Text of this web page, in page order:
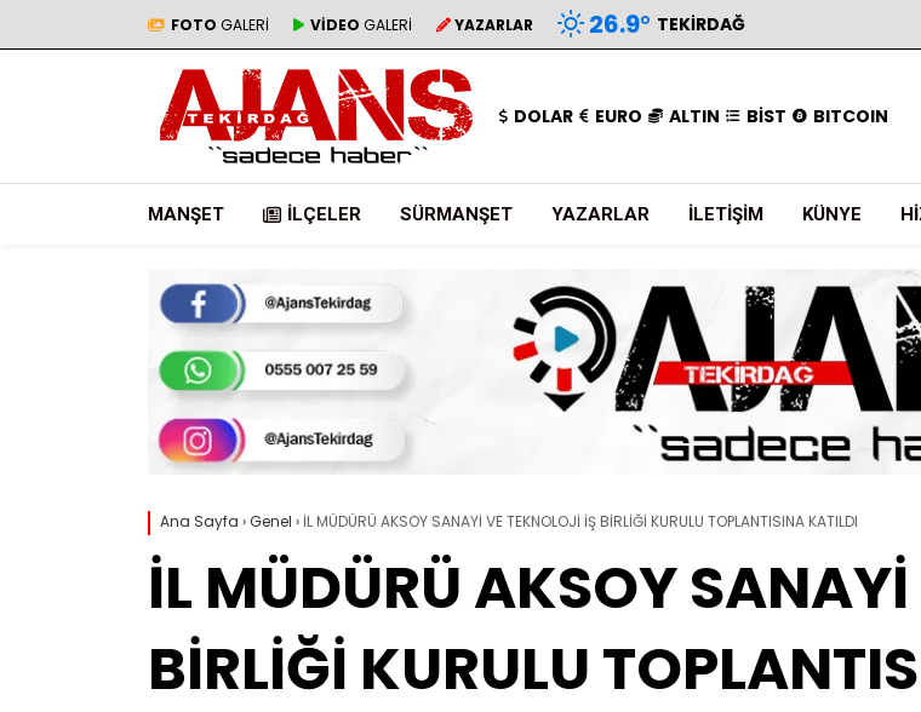
FOTO GALERİ VİDEO GALERİ YAZARLAR 26.9° TEKIRDAĞ
DOLAR EURO ALTIN BİST BITCOIN
MANŞET İLÇELER SÜRMANŞET YAZARLAR İLETIŞIM KÜNYE
Ana Sayfa ›Genel › İL MÜDÜRÜ AKSOY SANAYİ VE TEKNOLOJİ İŞ BİRLİĞİ KURULU TOPLANTISINA KATILDI
İL MÜDÜRÜ AKSOY
BİRLİĞİ KURULU